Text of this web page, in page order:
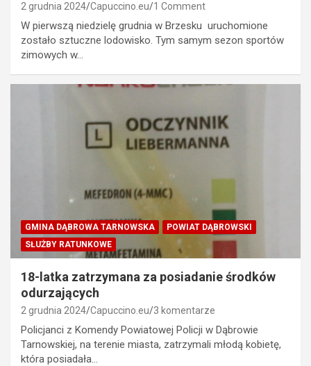
2 grudnia 2024 Capuccino.eu 1 Comment
W pierwszą niedzielę grudnia w Brzesku uruchomione
zostało sztuczne lodowisko. Tym samym sezon sportów
zimowych w…
GMINA DĄBROWA TARNOWSKA
POWIAT DĄBROWSKI
SŁUŻBY RATUNKOWE
18-latka zatrzymana za posiadanie środków
odurzających
2 grudnia 2024 Capuccino.eu 3 komentarze
Policjanci z Komendy Powiatowej Policji w Dąbrowie
Tarnowskiej, na terenie miasta, zatrzymali młodą kobietę,
która posiadała…